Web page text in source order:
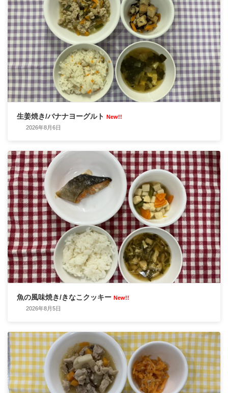
生姜焼き/バナナヨーグルト New!!
2026年8月6日
魚の風味焼き/きなこクッキー New!!
2026年8月5日